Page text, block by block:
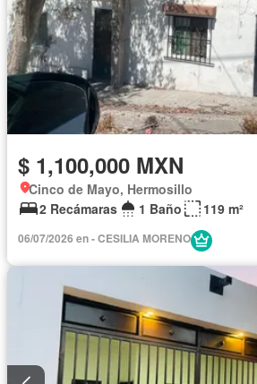
$ 1,100,000 MXN
Cinco de Mayo, Hermosillo
2 Recámaras
1 Baño 119 m²
06/07/2026 en - CESILIA MORENO